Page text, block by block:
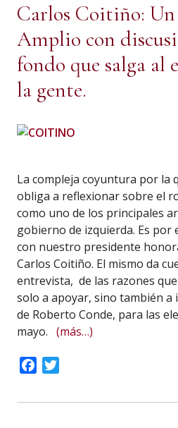
Carlos Coitiño:
Amplio con
fondo que salga al
la gente.
La compleja coyuntura por la
obliga a reflexionar sobre el
como uno de los principales
gobierno de izquierda. Es por
con nuestro presidente
Carlos Coitiño. El mismo da
entrevista, de las razones
solo a apoyar, sino también a
de Roberto Conde, para las
mayo. (más…)
Facebook